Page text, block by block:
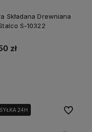
Składana Drewniana
S-10322
zł
24H
24H Do